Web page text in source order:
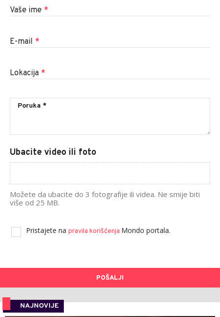
Vaše ime *
E-mail *
Lokacija *
Ubacite video ili foto
Možete da ubacite do 3 fotografije ili videa. Ne smije biti
više od 25 MB.
Pristajete na pravila korišćenja Mondo portala.
POŠALJI
NAJNOVIJE